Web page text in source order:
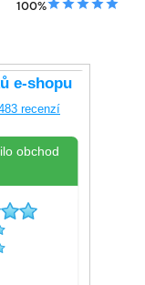
100%